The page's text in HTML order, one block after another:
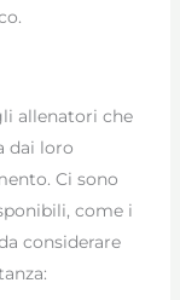
allenatori che
dai loro
Ci sono
come i
considerare